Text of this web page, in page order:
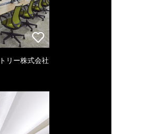
リー株式会社